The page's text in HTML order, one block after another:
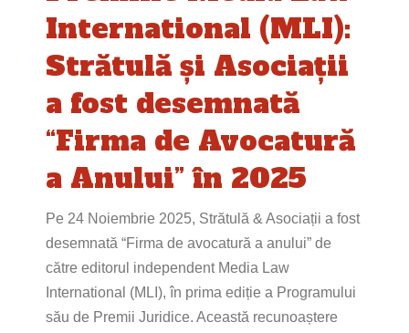
International (MLI):
Strătulă și Asociații
a fost desemnată
“Firma de Avocatură
a Anului” în 2025
Pe 24 Noiembrie 2025, Strătulă & Asociații a fost
desemnată “Firma de avocatură a anului” de
către editorul independent Media Law
International (MLI), în prima ediție a Programului
său de Premii Juridice. Această recunoaștere